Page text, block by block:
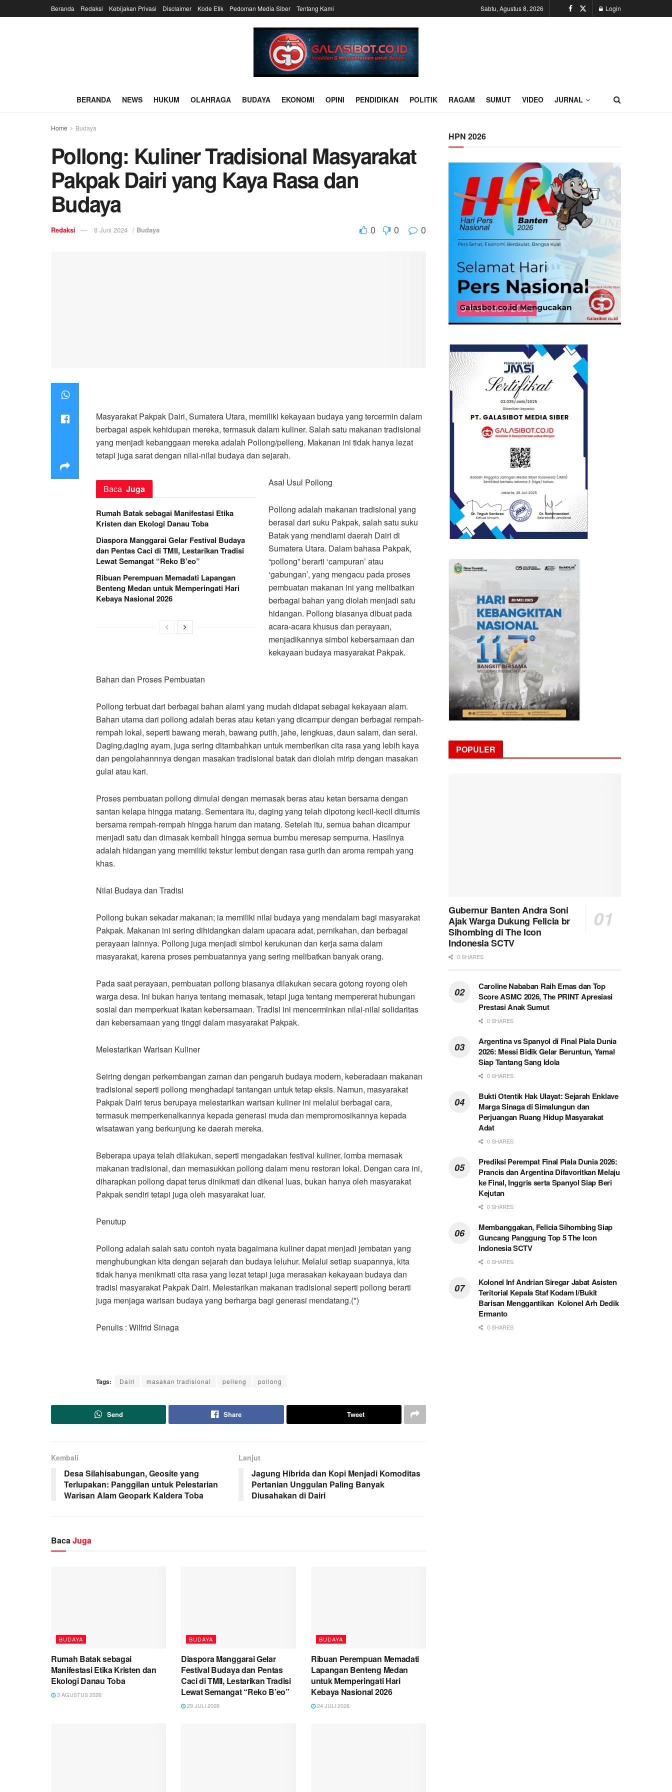
Beranda Redaksi Kebijakan Privasi Disclaimer Kode Etik Pedoman Media Siber Tentang Kami Sabtu, Agustus 8, 2026 Login
BERANDA NEWS HUKUM OLAHRAGA BUDAYA EKONOMI OPINI PENDIDIKAN POLITIK RAGAM SUMUT VIDEO JURNAL
Home Budaya
Pollong: Kuliner Tradisional Masyarakat
Pakpak Dairi yang Kaya Rasa dan
Budaya
Redaksi 8 Juni 2024 / Budaya 0 0 0
Masyarakat Pakpak Dairi, Sumatera Utara, memiliki kekayaan budaya yang tercermin dalam
berbagai aspek kehidupan mereka, termasuk dalam kuliner. Salah satu makanan tradisional
yang menjadi kebanggaan mereka adalah Pollong/pelleng. Makanan ini tidak hanya lezat
tetapi juga sarat dengan nilai-nilai budaya dan sejarah.
Baca Juga
Rumah Batak sebagai Manifestasi Etika
Kristen dan Ekologi Danau Toba
Diaspora Manggarai Gelar Festival Budaya
dan Pentas Caci di TMII, Lestarikan Tradisi
Lewat Semangat “Reko B’eo”
Ribuan Perempuan Memadati Lapangan
Benteng Medan untuk Memperingati Hari
Kebaya Nasional 2026
Asal Usul Pollong
Pollong adalah makanan tradisional yang
berasal dari suku Pakpak, salah satu suku
Batak yang mendiami daerah Dairi di
Sumatera Utara. Dalam bahasa Pakpak,
“pollong” berarti ‘campuran’ atau
‘gabungan’, yang mengacu pada proses
pembuatan makanan ini yang melibatkan
berbagai bahan yang diolah menjadi satu
hidangan. Pollong biasanya dibuat pada
acara-acara khusus dan perayaan,
menjadikannya simbol kebersamaan dan
kekayaan budaya masyarakat Pakpak.
Bahan dan Proses Pembuatan
Pollong terbuat dari berbagai bahan alami yang mudah didapat sebagai kekayaan alam.
Bahan utama dari pollong adalah beras atau ketan yang dicampur dengan berbagai rempah-
rempah lokal, seperti bawang merah, bawang putih, jahe, lengkuas, daun salam, dan serai.
Daging,daging ayam, juga sering ditambahkan untuk memberikan cita rasa yang lebih kaya
dan pengolahannnya dengan masakan tradisional batak dan diolah mirip dengan masakan
gulai atau kari.
Proses pembuatan pollong dimulai dengan memasak beras atau ketan bersama dengan
santan kelapa hingga matang. Sementara itu, daging yang telah dipotong kecil-kecil ditumis
bersama rempah-rempah hingga harum dan matang. Setelah itu, semua bahan dicampur
menjadi satu dan dimasak kembali hingga semua bumbu meresap sempurna. Hasilnya
adalah hidangan yang memiliki tekstur lembut dengan rasa gurih dan aroma rempah yang
khas.
Nilai Budaya dan Tradisi
Pollong bukan sekadar makanan; ia memiliki nilai budaya yang mendalam bagi masyarakat
Pakpak. Makanan ini sering dihidangkan dalam upacara adat, pernikahan, dan berbagai
perayaan lainnya. Pollong juga menjadi simbol kerukunan dan kerja sama dalam
masyarakat, karena proses pembuatannya yang sering melibatkan banyak orang.
Pada saat perayaan, pembuatan pollong biasanya dilakukan secara gotong royong oleh
warga desa. Ini bukan hanya tentang memasak, tetapi juga tentang mempererat hubungan
sosial dan memperkuat ikatan kebersamaan. Tradisi ini mencerminkan nilai-nilai solidaritas
dan kebersamaan yang tinggi dalam masyarakat Pakpak.
Melestarikan Warisan Kuliner
Seiring dengan perkembangan zaman dan pengaruh budaya modern, keberadaan makanan
tradisional seperti pollong menghadapi tantangan untuk tetap eksis. Namun, masyarakat
Pakpak Dairi terus berupaya melestarikan warisan kuliner ini melalui berbagai cara,
termasuk memperkenalkannya kepada generasi muda dan mempromosikannya kepada
wisatawan yang berkunjung ke daerah mereka.
Beberapa upaya telah dilakukan, seperti mengadakan festival kuliner, lomba memasak
makanan tradisional, dan memasukkan pollong dalam menu restoran lokal. Dengan cara ini,
diharapkan pollong dapat terus dinikmati dan dikenal luas, bukan hanya oleh masyarakat
Pakpak sendiri tetapi juga oleh masyarakat luar.
Penutup
Pollong adalah salah satu contoh nyata bagaimana kuliner dapat menjadi jembatan yang
menghubungkan kita dengan sejarah dan budaya leluhur. Melalui setiap suapannya, kita
tidak hanya menikmati cita rasa yang lezat tetapi juga merasakan kekayaan budaya dan
tradisi masyarakat Pakpak Dairi. Melestarikan makanan tradisional seperti pollong berarti
juga menjaga warisan budaya yang berharga bagi generasi mendatang.(*)
Penulis : Wilfrid Sinaga
Tags: Dairi masakan tradisional pelleng pollong
Send Share Tweet
Kembali
Desa Silahisabungan, Geosite yang
Terlupakan: Panggilan untuk Pelestarian
Warisan Alam Geopark Kaldera Toba
Lanjut
Jagung Hibrida dan Kopi Menjadi Komoditas
Pertanian Unggulan Paling Banyak
Diusahakan di Dairi
BacaJuga
BUDAYA
Rumah Batak sebagai
Manifestasi Etika Kristen dan
Ekologi Danau Toba
3 AGUSTUS 2026
BUDAYA
Diaspora Manggarai Gelar
Festival Budaya dan Pentas
Caci di TMII, Lestarikan Tradisi
Lewat Semangat “Reko B’eo”
29 JULI 2026
BUDAYA
Ribuan Perempuan Memadati
Lapangan Benteng Medan
untuk Memperingati Hari
Kebaya Nasional 2026
24 JULI 2026
HPN 2026
POPULER
Gubernur Banten Andra Soni
Ajak Warga Dukung Felicia br
Sihombing di The Icon
Indonesia SCTV
0 SHARES
Caroline Nababan Raih Emas dan Top
Score ASMC 2026, The PRINT Apresiasi
Prestasi Anak Sumut
0 SHARES
Argentina vs Spanyol di Final Piala Dunia
2026: Messi Bidik Gelar Beruntun, Yamal
Siap Tantang Sang Idola
0 SHARES
Bukti Otentik Hak Ulayat: Sejarah Enklave
Marga Sinaga di Simalungun dan
Perjuangan Ruang Hidup Masyarakat
Adat
0 SHARES
Prediksi Perempat Final Piala Dunia 2026:
Prancis dan Argentina Difavoritkan Melaju
ke Final, Inggris serta Spanyol Siap Beri
Kejutan
0 SHARES
Membanggakan, Felicia Sihombing Siap
Guncang Panggung Top 5 The Icon
Indonesia SCTV
0 SHARES
Kolonel Inf Andrian Siregar Jabat Asisten
Teritorial Kepala Staf Kodam I/Bukit
Barisan Menggantikan Kolonel Arh Dedik
Ermanto
0 SHARES